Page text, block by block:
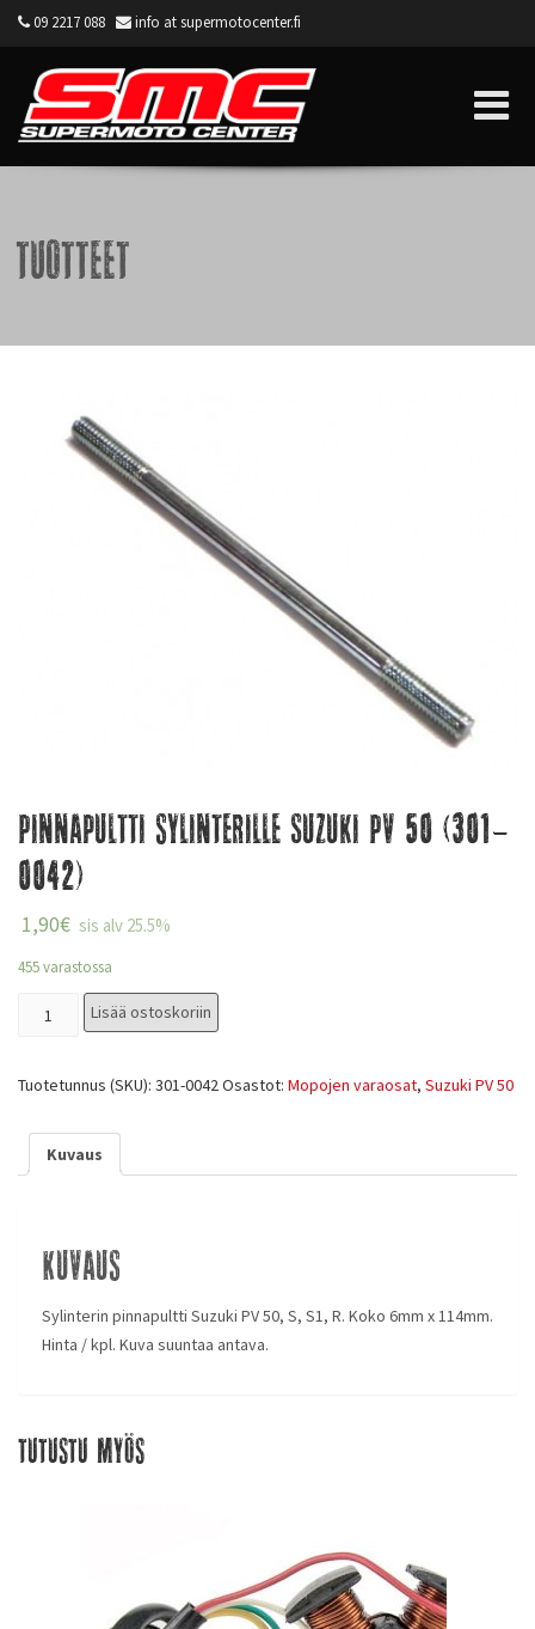
09 2217 088 info at supermotocenter.fi
Tuotteet
Pinnapultti sylinterille Suzuki PV 50 (301-
0042)
1,90€ sis alv 25.5%
455 varastossa
Lisää ostoskoriin
Tuotetunnus (SKU): 301-0042Osastot: Mopojen varaosat, Suzuki PV 50
Kuvaus
Kuvaus
Sylinterin pinnapultti Suzuki PV 50, S, S1, R. Koko 6mm x 114mm.
Hinta / kpl. Kuva suuntaa antava.
Tutustu myös